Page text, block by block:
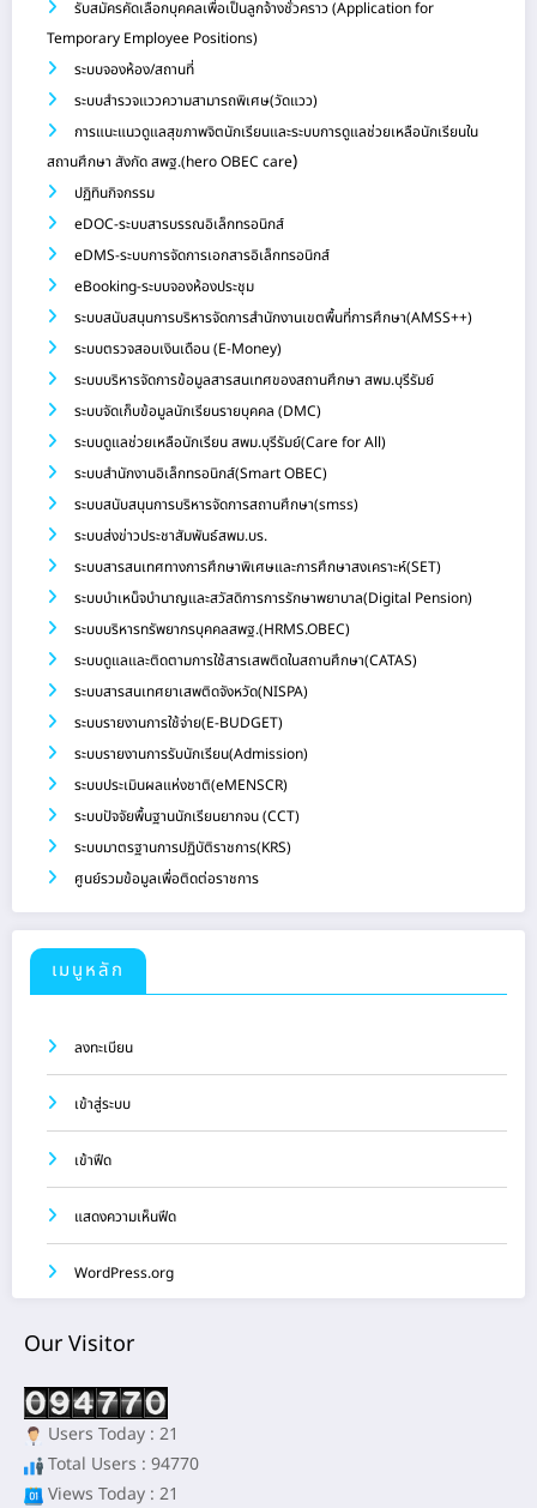
รับสมัครคัดเลือกบุคคลเพื่อเป็นลูกจ้างชั่วคราว (Application for
Temporary Employee Positions)
ระบบจองห้อง/สถานที่
ระบบสำรวจแววความสามารถพิเศษ(วัดแวว)
การแนะแนวดูแลสุขภาพจิตนักเรียนและระบบการดูแลช่วยเหลือนักเรียนใน
สถานศึกษา สังกัด สพฐ.(hero OBEC care)
ปฏิทินกิจกรรม
eDOC-ระบบสารบรรณอิเล็กทรอนิกส์
eDMS-ระบบการจัดการเอกสารอิเล็กทรอนิกส์
eBooking-ระบบจองห้องประชุม
ระบบสนับสนุนการบริหารจัดการสำนักงานเขตพื้นที่การศึกษา(AMSS++)
ระบบตรวจสอบเงินเดือน (E-Money)
ระบบบริหารจัดการข้อมูลสารสนเทศของสถานศึกษา สพม.บุรีรัมย์
ระบบจัดเก็บข้อมูลนักเรียนรายบุคคล (DMC)
ระบบดูแลช่วยเหลือนักเรียน สพม.บุรีรัมย์(Care for All)
ระบบสำนักงานอิเล็กทรอนิกส์(Smart OBEC)
ระบบสนับสนุนการบริหารจัดการสถานศึกษา(smss)
ระบบส่งข่าวประชาสัมพันธ์สพม.บร.
ระบบสารสนเทศทางการศึกษาพิเศษและการศึกษาสงเคราะห์(SET)
ระบบบำเหน็จบำนาญและสวัสดิการการรักษาพยาบาล(Digital Pension)
ระบบบริหารทรัพยากรบุคคลสพฐ.(HRMS.OBEC)
ระบบดูแลและติดตามการใช้สารเสพติดในสถานศึกษา(CATAS)
ระบบสารสนเทศยาเสพติดจังหวัด(NISPA)
ระบบรายงานการใช้จ่าย(E-BUDGET)
ระบบรายงานการรับนักเรียน(Admission)
ระบบประเมินผลแห่งชาติ(eMENSCR)
ระบบปัจจัยพื้นฐานนักเรียนยากจน (CCT)
ระบบมาตรฐานการปฏิบัติราชการ(KRS)
ศูนย์รวมข้อมูลเพื่อติดต่อราชการ
เมนูหลัก
ลงทะเบียน
เข้าสู่ระบบ
เข้าฟีด
แสดงความเห็นฟีด
WordPress.org
Our Visitor
Users Today : 21
Total Users : 94770
Views Today : 21